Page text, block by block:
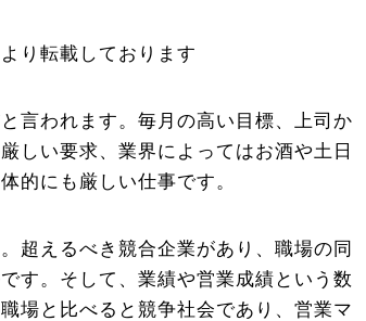
り転載しております
言われます。毎月の高い目標、上司か
しい要求、業界によってはお酒や土日
的にも厳しい仕事です。
超えるべき競合企業があり、職場の同
す。そして、業績や営業成績という数
場と比べると競争社会であり、営業マ